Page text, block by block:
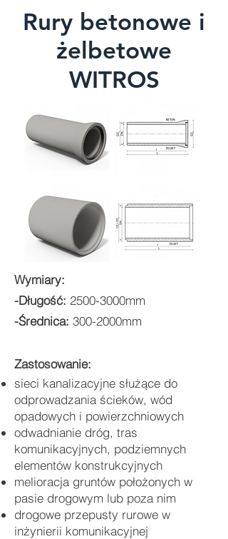
Rury betonowe i
żelbetowe
WITROS
Wymiary:
-Długość: 2500-3000mm
-Średnica: 300-2000mm
Zastosowanie:
sieci kanalizacyjne służące do
odprowadzania ścieków, wód
opadowych i powierzchniowych
odwadnianie dróg, tras
komunikacyjnych, podziemnych
elementów konstrukcyjnych
melioracja gruntów położonych w
pasie drogowym lub poza nim
drogowe przepusty rurowe w
inżynierii komunikacyjnej